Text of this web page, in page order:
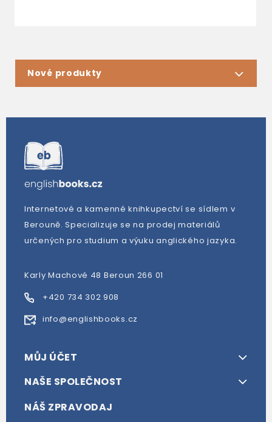
Nové produkty
Internetové a kamenné knihkupectví se sídlem v
Berouně. Specializuje se na prodej materiálů
určených pro studium a výuku anglického jazyka.
Karly Machové 48 Beroun 266 01
+420 734 302 908
info@englishbooks.cz
MŮJ ÚČET
NAŠE SPOLEČNOST
NÁŠ ZPRAVODAJ